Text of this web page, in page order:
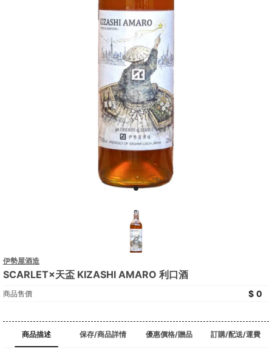
伊勢屋酒造
SCARLET×天盃 KIZASHI AMARO 利口酒
商品售價 0
商品描述 保存/商品詳情 優惠價格/贈品 訂購/配送/運費